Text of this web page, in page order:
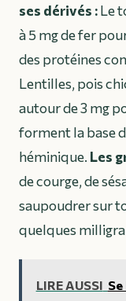
ses dérivés :Le
à 5 mg de fer
des protéines
Lentilles, pois
autour de 3 mg
forment la base
héminique. Les
de courge, de
saupoudrer sur
quelques
LIRE AUSSI